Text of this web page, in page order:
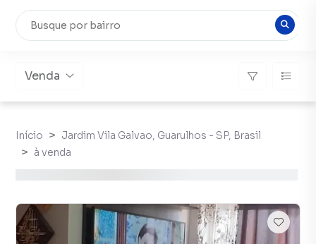
Venda
Início
Jardim Vila Galvao, Guarulhos - SP, Brasil
à venda